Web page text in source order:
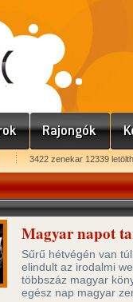
3422 zenekar 12339
Magyar napot
Sűrű hétvégén van
elindult az irodalmi
többszáz magyar
egész nap magyar